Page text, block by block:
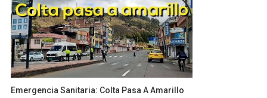
Emergencia Sanitaria: Colta Pasa A Amarillo